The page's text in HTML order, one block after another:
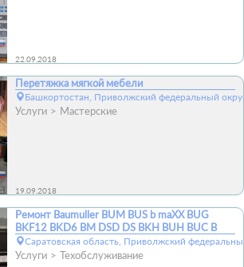
22.09.2018
Перетяжка мягкой мебели
Башкортостан, Приволжский федеральный
Услуги Мастерские
19.09.2018
Ремонт Baumuller BUM BUS b maXX BUG
BKF12 BKD6 BM DSD DS BKH BUH BUC B
Саратовская область, Приволжский
Услуги Техобслуживание